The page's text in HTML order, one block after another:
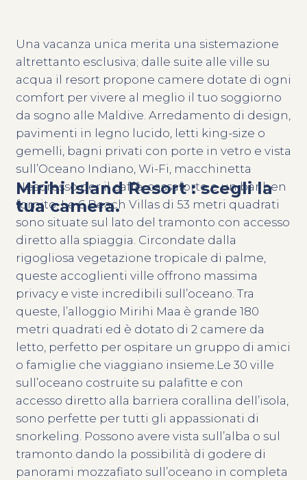
Mirihi Island Resort : scegli la
tua camera.
Una vacanza unica merita una sistemazione
altrettanto esclusiva; dalle suite alle ville su
acqua il resort propone camere dotate di ogni
comfort per vivere al meglio il tuo soggiorno
da sogno alle Maldive. Arredamento di design,
pavimenti in legno lucido, letti king-size o
gemelli, bagni privati con porte in vetro ​​e vista
sull’Oceano Indiano, Wi-Fi, macchinetta
Nespresso per il caffè, cassaforte e un bar ben
fornito. Le 6 Beach Villas di 53 metri quadrati
sono situate sul lato del tramonto con accesso
diretto alla spiaggia. Circondate dalla
rigogliosa vegetazione tropicale di palme,
queste accoglienti ville offrono massima
privacy e viste incredibili sull’oceano. Tra
queste, l’alloggio Mirihi Maa è grande 180
metri quadrati ed è dotato di 2 camere da
letto, perfetto per ospitare un gruppo di amici
o famiglie che viaggiano insieme.Le 30 ville
sull’oceano costruite su palafitte e con
accesso diretto alla barriera corallina dell’isola,
sono perfette per tutti gli appassionati di
snorkeling. Possono avere vista sull’alba o sul
tramonto dando la possibilità di godere di
panorami mozzafiato sull’oceano in completa